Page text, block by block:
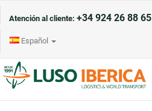
Atención al cliente: +34 924 26 88 65
Español